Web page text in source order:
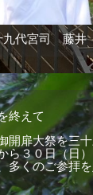
九代宮司 藤
終えて
扉大祭を三十
ら３０日（日
多くのご参拝を